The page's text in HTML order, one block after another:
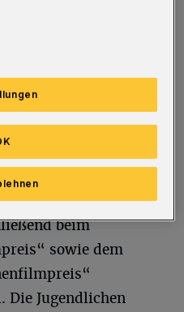
-
und -
und -
und -
können lsö
einen eigenen
beim
sowie dem
Die Jugendlichen